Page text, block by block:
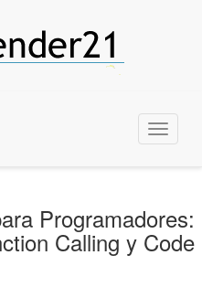
Menu
Programadores:
Calling y Code